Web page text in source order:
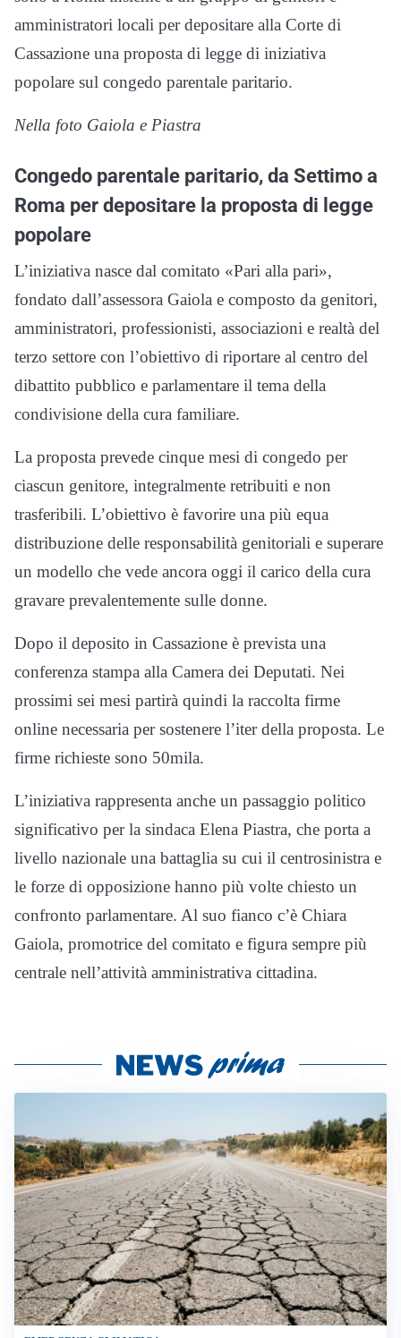
amministratori locali per depositare alla Corte di
Cassazione una proposta di legge di iniziativa
popolare sul congedo parentale paritario.
Nella foto Gaiola e Piastra
Congedo parentale paritario, da Settimo a
Roma per depositare la proposta di legge
popolare
L’iniziativa nasce dal comitato «Pari alla pari»,
fondato dall’assessora Gaiola e composto da genitori,
amministratori, professionisti, associazioni e realtà del
terzo settore con l’obiettivo di riportare al centro del
dibattito pubblico e parlamentare il tema della
condivisione della cura familiare.
La proposta prevede cinque mesi di congedo per
ciascun genitore, integralmente retribuiti e non
trasferibili. L’obiettivo è favorire una più equa
distribuzione delle responsabilità genitoriali e superare
un modello che vede ancora oggi il carico della cura
gravare prevalentemente sulle donne.
Dopo il deposito in Cassazione è prevista una
conferenza stampa alla Camera dei Deputati. Nei
prossimi sei mesi partirà quindi la raccolta firme
online necessaria per sostenere l’iter della proposta. Le
firme richieste sono 50mila.
L’iniziativa rappresenta anche un passaggio politico
significativo per la sindaca Elena Piastra, che porta a
livello nazionale una battaglia su cui il centrosinistra e
le forze di opposizione hanno più volte chiesto un
confronto parlamentare. Al suo fianco c’è Chiara
Gaiola, promotrice del comitato e figura sempre più
centrale nell’attività amministrativa cittadina.